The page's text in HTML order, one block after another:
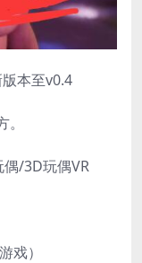
本至v0.4
/3D玩偶VR
戏）